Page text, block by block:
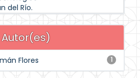
del Río.
Autor(es)
1
Flores